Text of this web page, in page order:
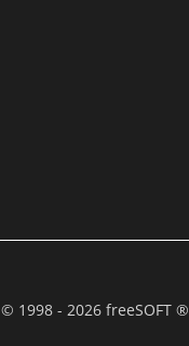
© 1998 - 2026 freeSOFT ®